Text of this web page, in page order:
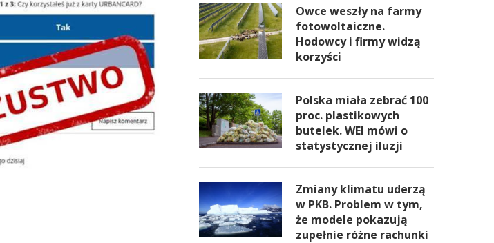
Owce weszły na farmy
fotowoltaiczne.
Hodowcy i firmy widzą
korzyści
Polska miała zebrać 100
proc. plastikowych
butelek. WEI mówi o
statystycznej iluzji
Zmiany klimatu uderzą
w PKB. Problem w tym,
że modele pokazują
zupełnie różne rachunki